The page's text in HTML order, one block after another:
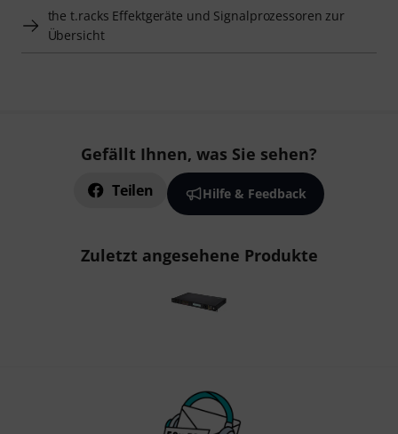
the t.racks Effektgeräte und Signalprozessoren zur
Übersicht
Gefällt Ihnen, was Sie sehen?
Teilen Hilfe & Feedback
Zuletzt angesehene Produkte